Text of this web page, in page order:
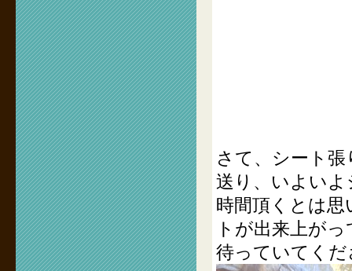
さて、シート
送り、いよい
時間頂くとは
トが出来上が
待っていてく